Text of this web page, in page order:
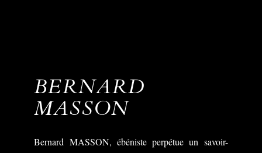
BERNARD
MASSON
Bernard MASSON, ébéniste perpétue un savoir-